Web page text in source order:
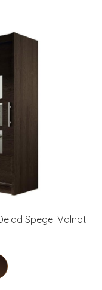
Spegel Valnöt